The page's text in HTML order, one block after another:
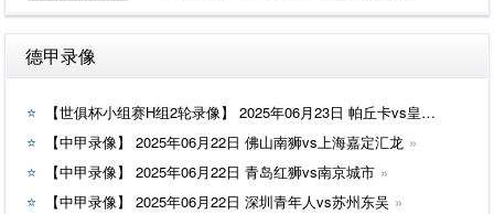
德甲录像
【世俱杯小组赛H组2轮录像】 2025年06月23日 帕丘卡vs皇家马德里
【中甲录像】 2025年06月22日 佛山南狮vs上海嘉定汇龙
【中甲录像】 2025年06月22日 青岛红狮vs南京城市
【中甲录像】 2025年06月22日 深圳青年人vs苏州东吴